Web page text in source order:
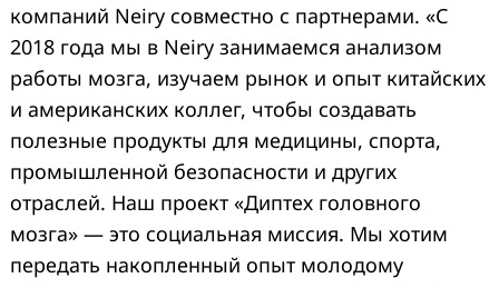
компаний Neiry совместно с партнерами. «С
2018 года мы в Neiry занимаемся анализом
работы мозга, изучаем рынок и опыт китайских
и американских коллег, чтобы создавать
полезные продукты для медицины, спорта,
промышленной безопасности и других
отраслей. Наш проект «Диптех головного
мозга» — это социальная миссия. Мы хотим
передать накопленный опыт молодому